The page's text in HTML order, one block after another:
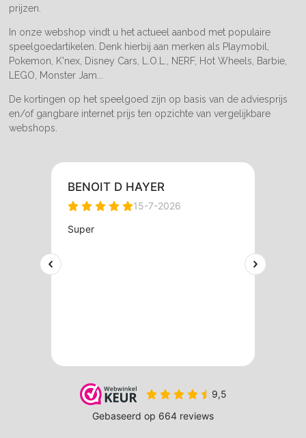
prijzen.
In onze webshop vindt u het actueel aanbod met populaire
speelgoedartikelen. Denk hierbij aan merken als Playmobil,
Pokemon, K'nex, Disney Cars, L.O.L., NERF, Hot Wheels, Barbie,
LEGO, Monster Jam...
De kortingen op het speelgoed zijn op basis van de adviesprijs
en/of gangbare internet prijs ten opzichte van vergelijkbare
webshops.